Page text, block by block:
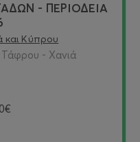
- ΠΕΡΙΟΔΕΙΑ
Κύπρου
- Χανιά